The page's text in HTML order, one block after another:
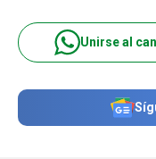
Unirse al